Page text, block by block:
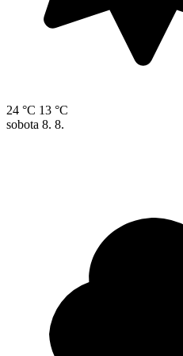
24 °C 13 °C
sobota 8. 8.